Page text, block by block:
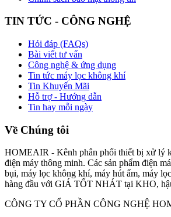
TIN TỨC - CÔNG NGHỆ
Hỏi đáp (FAQs)
Bài viết tư vấn
Công nghệ & ứng dụng
Tin tức máy lọc không khí
Tin Khuyến Mãi
Hỗ trợ - Hướng dẫn
Tin hay mỗi ngày
Về Chúng tôi
HOMEAIR - Kênh phân phối thiết bị xử lý
điện máy thông minh. Các sản phẩm điện
bụi, máy lọc không khí, máy hút ẩm, máy
hàng đầu với GIÁ TỐT NHÁT tại KHO,
CÔNG TY CỔ PHẦN CÔNG NGHỆ